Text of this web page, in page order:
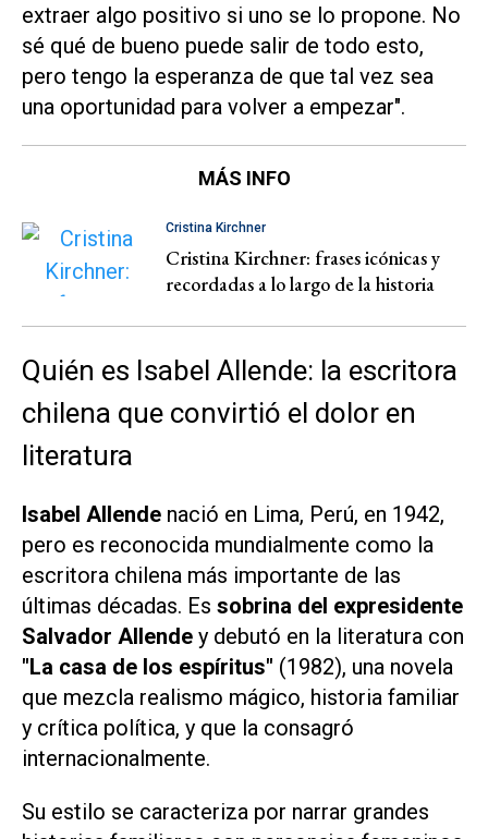
extraer algo positivo si uno se lo propone. No
sé qué de bueno puede salir de todo esto,
pero tengo la esperanza de que tal vez sea
una oportunidad para volver a empezar".
MÁS INFO
Cristina Kirchner
Cristina Kirchner: frases icónicas y
recordadas a lo largo de la historia
Quién es Isabel Allende: la escritora
chilena que convirtió el dolor en
literatura
Isabel Allende nació en Lima, Perú, en 1942,
pero es reconocida mundialmente como la
escritora chilena más importante de las
últimas décadas. Es sobrina del expresidente
Salvador Allende y debutó en la literatura con
"La casa de los espíritus" (1982), una novela
que mezcla realismo mágico, historia familiar
y crítica política, y que la consagró
internacionalmente.
Su estilo se caracteriza por narrar grandes